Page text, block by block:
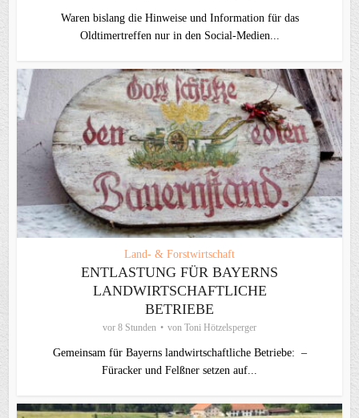
Waren bislang die Hinweise und Information für das
Oldtimertreffen nur in den Social-Medien...
Land- & Forstwirtschaft
ENTLASTUNG FÜR BAYERNS
LANDWIRTSCHAFTLICHE
BETRIEBE
vor 8 Stunden von Toni Hötzelsperger
Gemeinsam für Bayerns landwirtschaftliche Betriebe: –
Füracker und Felßner setzen auf...